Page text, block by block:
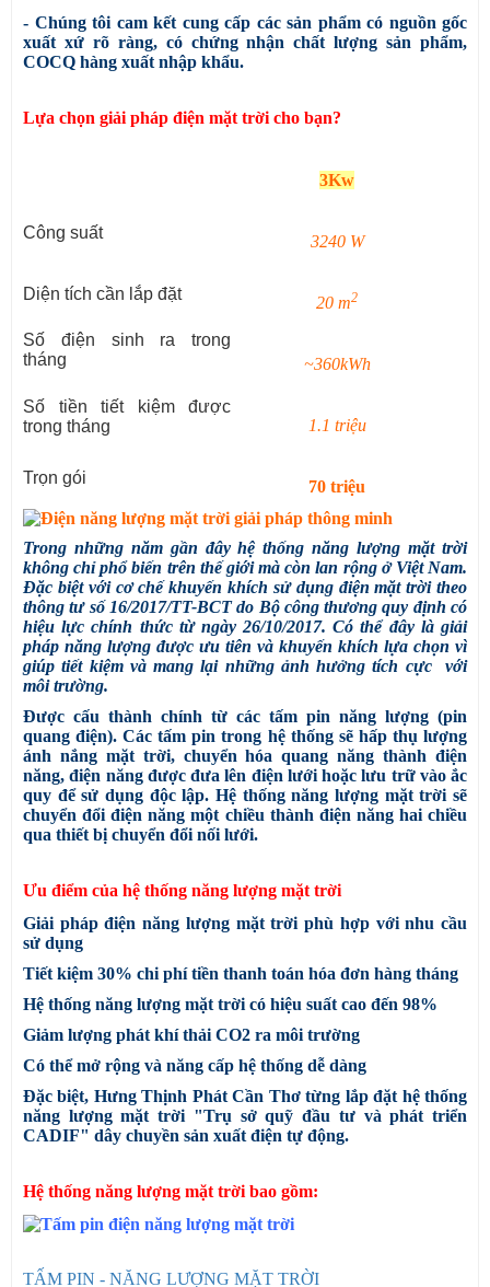
- Chúng tôi cam kết cung cấp các sản phẩm có nguồn gốc
xuất xứ rõ ràng, có chứng nhận chất lượng sản phẩm,
COCQ hàng xuất nhập khẩu.
Lựa chọn giải pháp điện mặt trời cho bạn?
3Kw
Công suất 3240 W
Diện tích cần lắp đặt 20 m2
Số điện sinh ra trong
tháng
~360kWh
Số tiền tiết kiệm được
trong tháng
1.1 triệu
Trọn gói 70 triệu
Trong những năm gần đây hệ thống năng lượng mặt trời
không chỉ phổ biến trên thế giới mà còn lan rộng ở Việt Nam.
Đặc biệt với cơ chế khuyến khích sử dụng điện mặt trời theo
thông tư số 16/2017/TT-BCTdo Bộ công thương quy định có
hiệu lực chính thức từ ngày 26/10/2017. Có thể đây là giải
pháp năng lượng được ưu tiên và khuyến khích lựa chọn vì
giúp tiết kiệm và mang lại những ảnh hưởng tích cực với
môi trường.
Được cấu thành chính từ các tấm pin năng lượng (pin
quang điện). Các tấm pin trong hệ thống sẽ hấp thụ lượng
ánh nắng mặt trời, chuyển hóa quang năng thành điện
năng, điện năng được đưa lên điện lưới hoặc lưu trữ vào ắc
quy để sử dụng độc lập. Hệ thống năng lượng mặt trời sẽ
chuyển đổi điện năng một chiều thành điện năng hai chiều
qua thiết bị chuyển đổi nối lưới.
Ưu điểm của hệ thống năng lượng mặt trời
Giải pháp điện năng lượng mặt trời phù hợp với nhu cầu
sử dụng
Tiết kiệm 30% chi phí tiền thanh toán hóa đơn hàng tháng
Hệ thống năng lượng mặt trời có hiệu suất cao đến 98%
Giảm lượng phát khí thải CO2 ra môi trường
Có thể mở rộng và năng cấp hệ thống dễ dàng
Đặc biệt, Hưng Thịnh Phát Cần Thơ từng lắp đặt hệ thống
năng lượng mặt trời "Trụ sở quỹ đầu tư và phát triển
CADIF" dây chuyền sản xuất điện tự động.
Hệ thống năng lượng mặt trời bao gồm:
TẤM PIN - NĂNG LƯỢNG MẶT TRỜI